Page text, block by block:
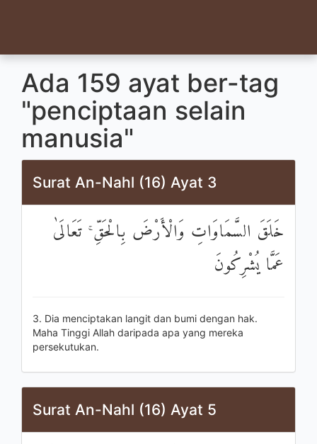
Ada 159 ayat ber-tag
"penciptaan selain
manusia"
Surat An-Nahl (16) Ayat 3
خَلَقَ السَّمَاوَاتِ وَالْأَرْضَ بِالْحَقِّ ۚ تَعَالَىٰ
عَمَّا يُشْرِكُونَ
3. Dia menciptakan langit dan bumi dengan hak.
Maha Tinggi Allah daripada apa yang mereka
persekutukan.
Surat An-Nahl (16) Ayat 5